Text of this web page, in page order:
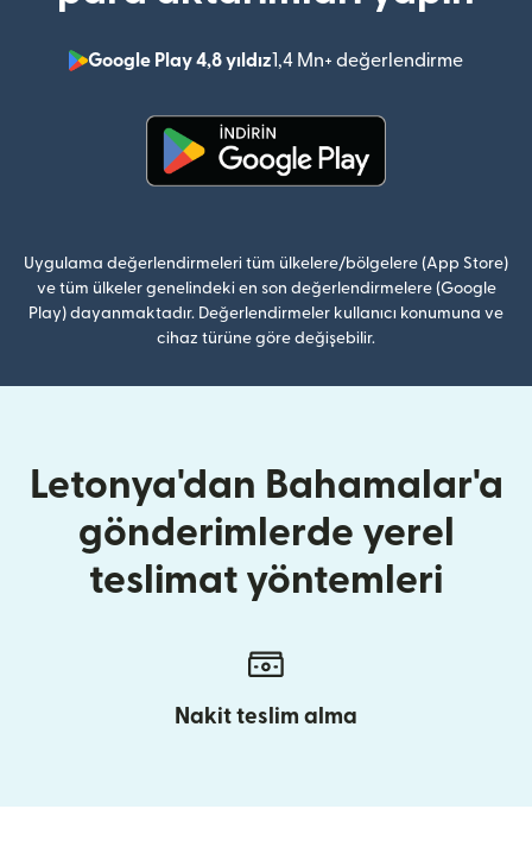
Google Play 4,8 yıldız1,4 Mn+ değerlendirme
Uygulama değerlendirmeleri tüm ülkelere/bölgelere (App Store)
ve tüm ülkeler genelindeki en son değerlendirmelere (Google
Play) dayanmaktadır. Değerlendirmeler kullanıcı konumuna ve
cihaz türüne göre değişebilir.
Letonya'dan Bahamalar'a
gönderimlerde yerel
teslimat yöntemleri
Nakit teslim alma